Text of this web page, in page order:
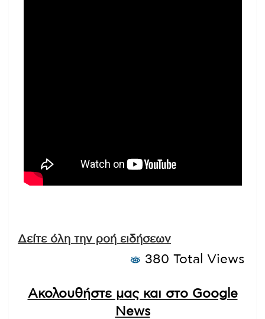
Δείτε όλη την ροή ειδήσεων
380 Total Views
Ακολουθήστε μας και στο Google
News